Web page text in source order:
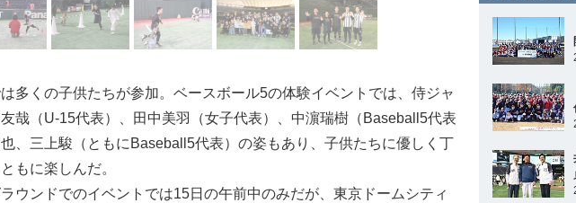
多くの子供たちが参加。ベースボール5の体験イベントでは、侍ジャ
哉（U-15代表）、田中美羽（女子代表）、中濵瑞樹（Baseball5代表
、三上駿（ともにBaseball5代表）の姿もあり、子供たちに優しく丁
もに楽しんだ。
ウンドでのイベントでは15日の午前中のみだが、東京ドームシティ